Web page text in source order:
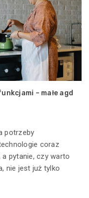
– małe agd
potrzeby
coraz
pytanie, czy warto
nie jest już tylko